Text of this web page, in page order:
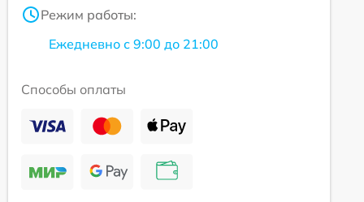
Режим работы:
Ежедневно с 9:00 до 21:00
Способы оплаты